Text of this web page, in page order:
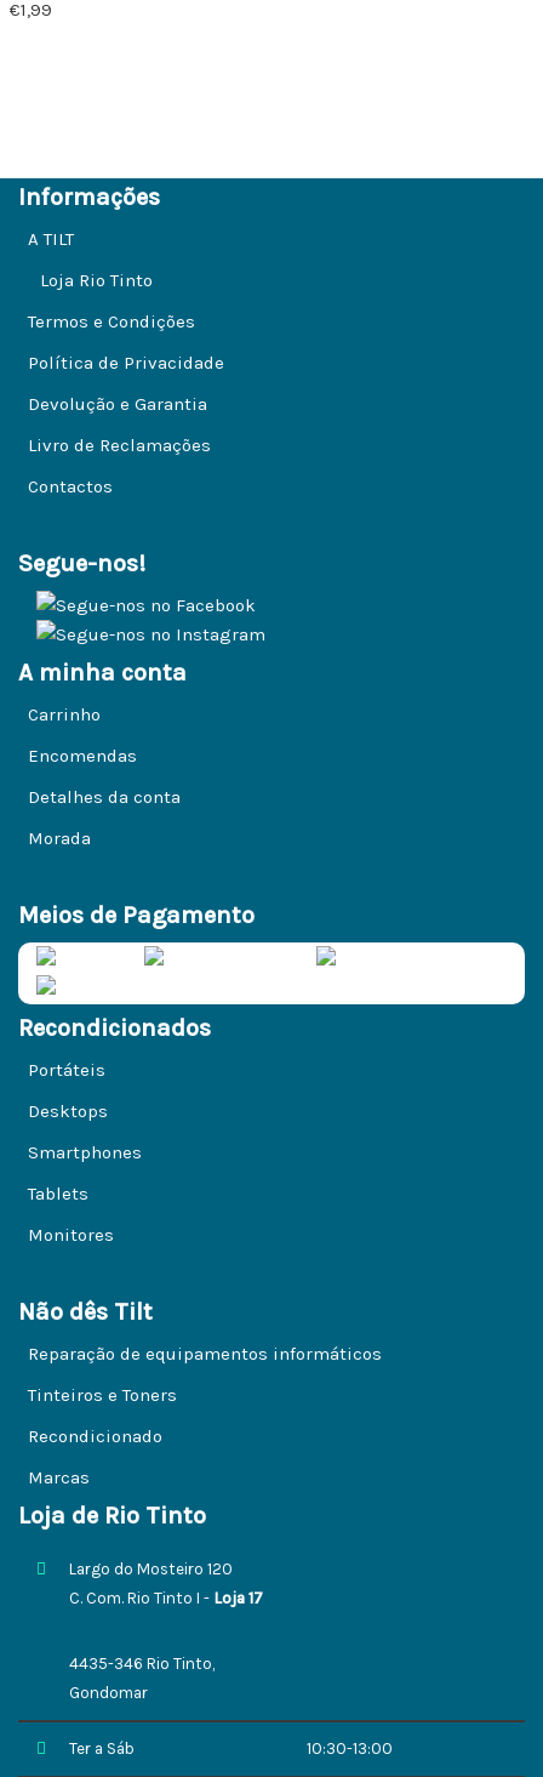
€1,99
Informações
A TILT
Loja Rio Tinto
Termos e Condições
Política de Privacidade
Devolução e Garantia
Livro de Reclamações
Contactos
Segue-nos!
A minha conta
Carrinho
Encomendas
Detalhes da conta
Morada
Meios de Pagamento
Recondicionados
Portáteis
Desktops
Smartphones
Tablets
Monitores
Não dês Tilt
Reparação de equipamentos informáticos
Tinteiros e Toners
Recondicionado
Marcas
Loja de Rio Tinto
Largo do Mosteiro 120
C. Com. Rio Tinto I - Loja 17
4435-346 Rio Tinto,
Gondomar
Ter a Sáb 10:30-13:00